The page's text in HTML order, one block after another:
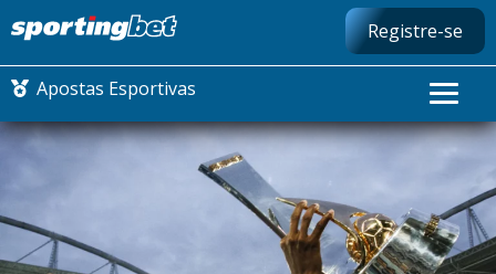
Registre-se
Apostas Esportivas
CONMEBOL LIBERTADORES
FUTEBOL NACIONAL